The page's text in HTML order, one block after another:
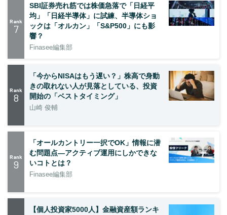
Rank
7
SBI証券売れ筋では株価急落で「日経平
均」「日経半導体」に試練、半導体ショ
ックは「オルカン」「S&P500」にも影
響？
Finasee編集部
Rank
8
「今からNISAはもう遅い？」株高で身動
きの取れない人が見落としている、投資
開始の「ベストタイミング」
山崎 俊輔
Rank
9
「オールカントリー一択でOK」情報に潜
む問題点―アクティブ運用にしかできな
いコトとは？
Finasee編集部
【個人投資家5000人】金融資産額ランキ